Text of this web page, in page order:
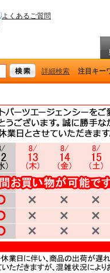
よくあるご質問
詳細検索 注目キー